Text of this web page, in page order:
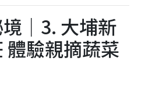
｜3. 大埔新
體驗親摘蔬菜